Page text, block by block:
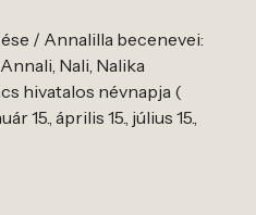
/ Annalilla becenevei:
Nali, Nalika
hivatalos névnapja (
15., április 15., július 15.,